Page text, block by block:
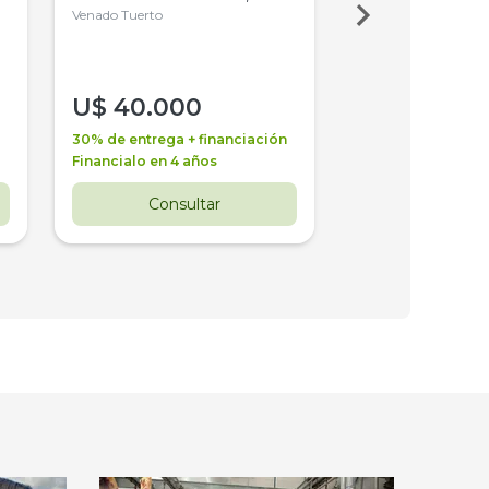
4WD, PATON
Venado Tuerto
U$ 40.000
30% de entrega + financiación
Financialo en 4 años
Consultar
Venado Tuerto